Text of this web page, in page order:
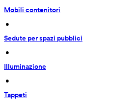
Mobili contenitori
•
Sedute per spazi pubblici
•
Illuminazione
•
Tappeti